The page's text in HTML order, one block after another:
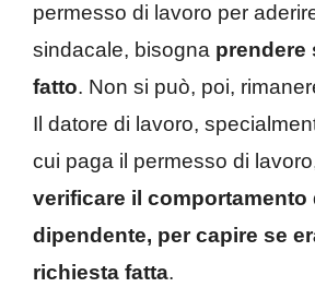
permesso di lavoro per
sindacale, bisogna prendere
fatto. Non si può, poi,
Il datore di lavoro,
cui paga il permesso di
verificare il comportamento
dipendente, per capire se
richiesta fatta.